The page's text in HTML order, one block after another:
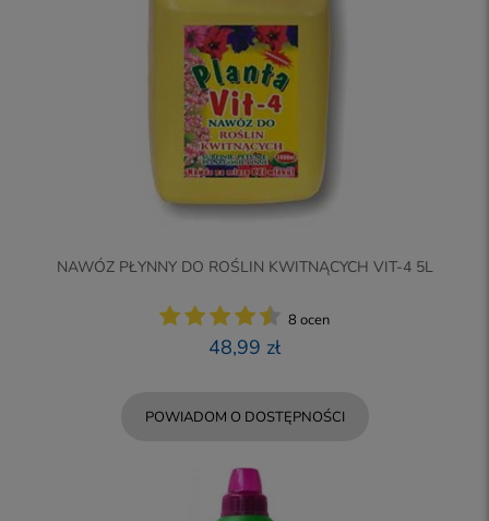
NAWÓZ PŁYNNY DO ROŚLIN KWITNĄCYCH VIT-4 5L
8 ocen
48,99 zł
POWIADOM O DOSTĘPNOŚCI